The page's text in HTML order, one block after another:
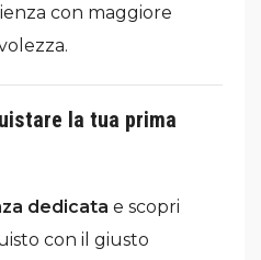
con maggiore
la tua prima
dedicata e scopri
con il giusto